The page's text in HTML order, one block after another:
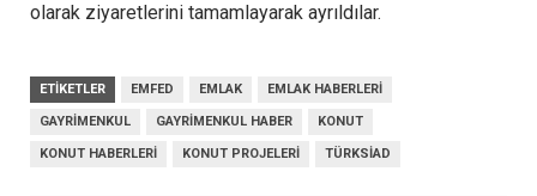
olarak ziyaretlerini tamamlayarak ayrıldılar.
ETIKETLER EMFED EMLAK EMLAK HABERLERI
GAYRIMENKUL GAYRIMENKUL HABER KONUT
KONUT HABERLERI KONUT PROJELERI TÜRKSIAD